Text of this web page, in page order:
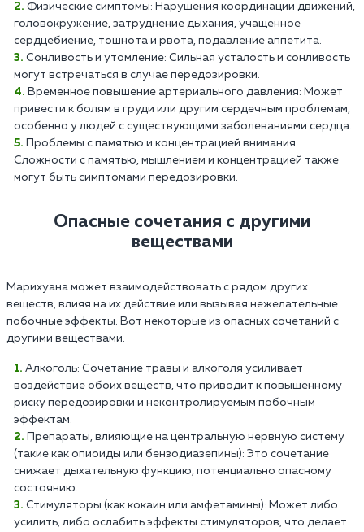
Физические симптомы: Нарушения координации движений,
головокружение, затруднение дыхания, учащенное
сердцебиение, тошнота и рвота, подавление аппетита.
Сонливость и утомление: Сильная усталость и сонливость
могут встречаться в случае передозировки.
Временное повышение артериального давления: Может
привести к болям в груди или другим сердечным проблемам,
особенно у людей с существующими заболеваниями сердца.
Проблемы с памятью и концентрацией внимания:
Сложности с памятью, мышлением и концентрацией также
могут быть симптомами передозировки.
Опасные сочетания с другими
веществами
Марихуана может взаимодействовать с рядом других
веществ, влияя на их действие или вызывая нежелательные
побочные эффекты. Вот некоторые из опасных сочетаний с
другими веществами.
Алкоголь: Сочетание травы и алкоголя усиливает
воздействие обоих веществ, что приводит к повышенному
риску передозировки и неконтролируемым побочным
эффектам.
Препараты, влияющие на центральную нервную систему
(такие как опиоиды или бензодиазепины): Это сочетание
снижает дыхательную функцию, потенциально опасному
состоянию.
Стимуляторы (как кокаин или амфетамины): Может либо
усилить, либо ослабить эффекты стимуляторов, что делает